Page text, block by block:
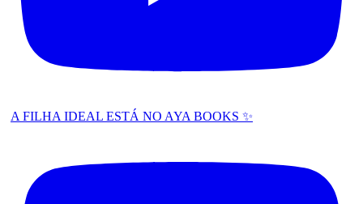
A FILHA IDEAL ESTÁ NO AYA BOOKS ✨